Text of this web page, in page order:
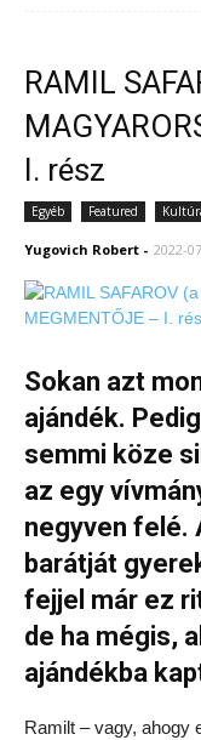
RAMIL
I. rész
Egyéb Featured
Yugovich Robert - 2022-
Sokan azt
ajándék.
semmi köze
az egy
negyven felé.
barátját
fejjel már ez
de ha mégis,
ajándékba
Ramilt – vagy, ahogy